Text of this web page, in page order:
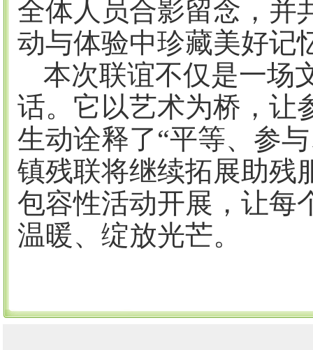
全体人员合影留念，并
动与体验中珍藏美好记
本次联谊不仅是一场
话。它以艺术为桥，让
生动诠释了“平等、参
镇残联将继续拓展助残
包容性活动开展，让每
温暖、绽放光芒。